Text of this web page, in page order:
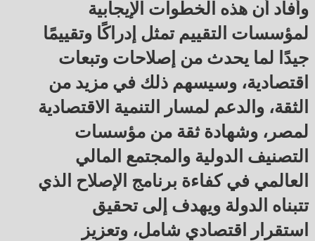
وأفاد أن هذه الخطوات الإيجابية
لمؤسسات التقييم تمثل إدراكًا وتقييمًا
جيدًا لما يحدث من إصلاحات وتبعات
اقتصادية، وسيسهم ذلك في مزيد من
الثقة، والدعم لمسار التنمية الاقتصادية
لمصر، وشهادة ثقة من مؤسسات
التصنيف الدولية والمجتمع المالي
العالمي في كفاءة برنامج الإصلاح الذي
تتبناه الدولة ويهدف إلى تحقيق
استقرار اقتصادي شامل، وتعزيز